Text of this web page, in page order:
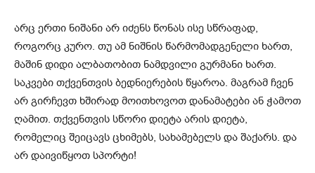
არც ერთი ნიშანი არ იძენს წონას ისე სწრაფად,
როგორც კურო. თუ ამ ნიშნის წარმომადგენელი ხართ,
მაშინ დიდი ალბათობით ნამდვილი გურმანი ხართ.
საკვები თქვენთვის ბედნიერების წყაროა. მაგრამ ჩვენ
არ გირჩევთ ხშირად მოითხოვოთ დანამატები ან ჭამოთ
ღამით. თქვენთვის სწორი დიეტა არის დიეტა,
რომელიც შეიცავს ცხიმებს, სახამებელს და შაქარს. და
არ დაივიწყოთ სპორტი!